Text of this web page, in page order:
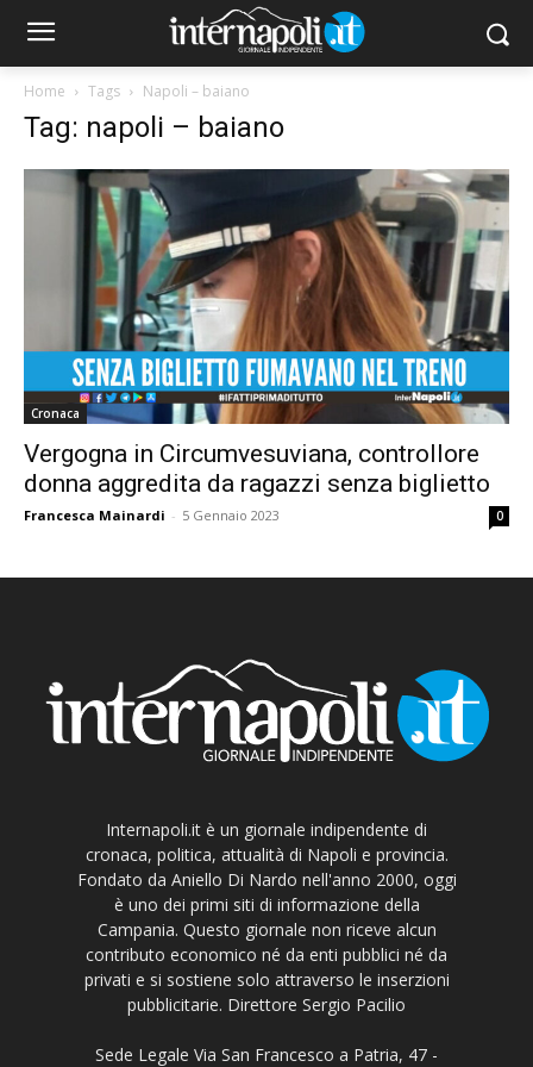
Home Tags Napoli – baiano
Tag: napoli – baiano
Cronaca
Vergogna in Circumvesuviana, controllore
donna aggredita da ragazzi senza biglietto
Francesca Mainardi - 5 Gennaio 2023 0
Internapoli.it è un giornale indipendente di
cronaca, politica, attualità di Napoli e provincia.
Fondato da Aniello Di Nardo nell'anno 2000, oggi
è uno dei primi siti di informazione della
Campania. Questo giornale non riceve alcun
contributo economico né da enti pubblici né da
privati e si sostiene solo attraverso le inserzioni
pubblicitarie. Direttore Sergio Pacilio
Sede Legale Via San Francesco a Patria, 47 -